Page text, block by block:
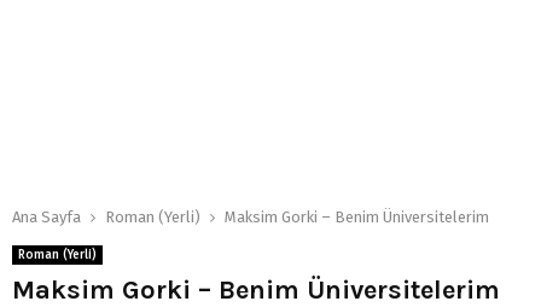
Ana Sayfa Roman (Yerli) Maksim Gorki – Benim Üniversitelerim
Roman (Yerli)
Maksim Gorki – Benim Üniversitelerim